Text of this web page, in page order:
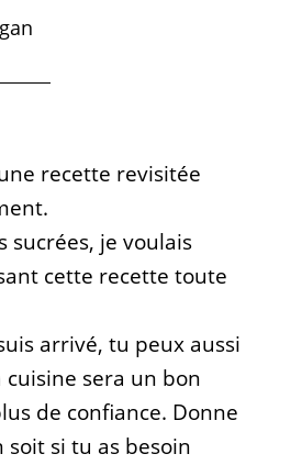
recette revisitée
sucrées, je voulais
cette recette toute
arrivé, tu peux aussi
sera un bon
de confiance. Donne
soit si tu as besoin